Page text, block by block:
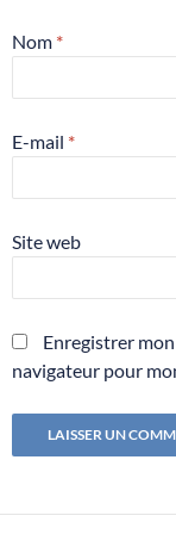
Nom *
E-mail *
Site web
Enregistrer
navigateur pour